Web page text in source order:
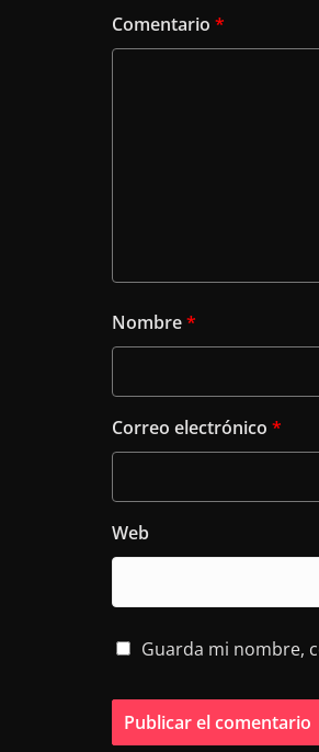
Comentario *
Nombre*
Correo electrónico *
Web
Guarda mi nombre,